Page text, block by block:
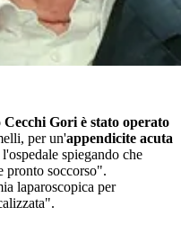
Gori è stato operato
per un'appendicite acuta
spiegando che
pronto soccorso".
laparoscopica per